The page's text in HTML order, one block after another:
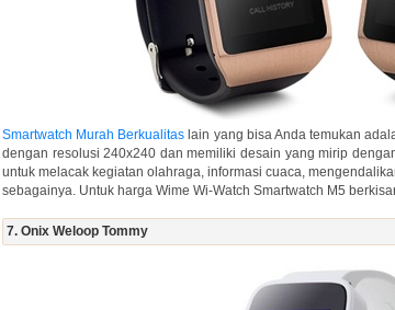
Smartwatch Murah Berkualitas lain yang bisa Anda temukan
dengan resolusi 240x240 dan memiliki desain yang mirip
untuk melacak kegiatan olahraga, informasi cuaca,
sebagainya. Untuk harga Wime Wi-Watch Smartwatch M5
7. Onix Weloop Tommy